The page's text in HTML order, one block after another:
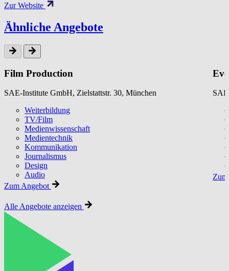
Zur Website
Ähnliche Angebote
Film Production
SAE-Institute GmbH, Zielstattstr. 30, München
Weiterbildung
TV/Film
Medienwissenschaft
Medientechnik
Kommunikation
Journalismus
Design
Audio
Zum Angebot
Alle Angebote anzeigen